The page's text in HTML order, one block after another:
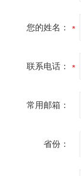
您的姓名：
联系电话：
常用邮箱：
省份：